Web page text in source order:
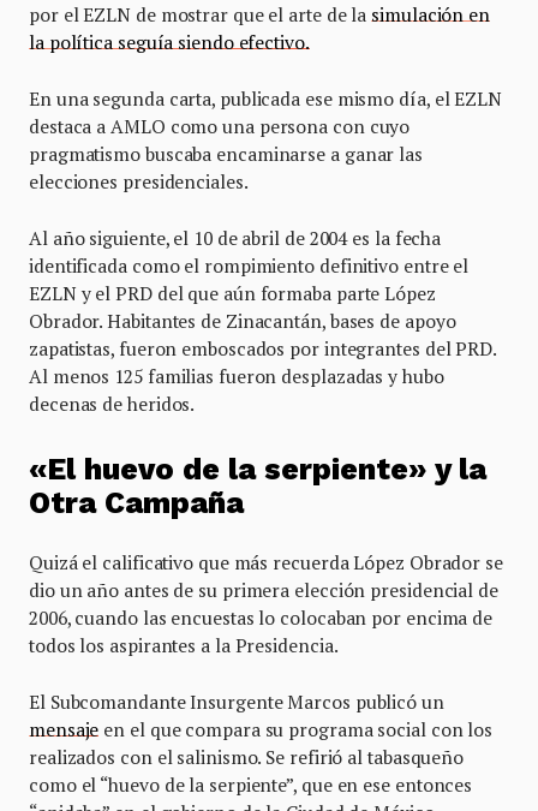
por el EZLN de mostrar que el arte de la simulación en
la política seguía siendo efectivo.
En una segunda carta, publicada ese mismo día, el EZLN
destaca a AMLO como una persona con cuyo
pragmatismo buscaba encaminarse a ganar las
elecciones presidenciales.
Al año siguiente, el 10 de abril de 2004 es la fecha
identificada como el rompimiento definitivo entre el
EZLN y el PRD del que aún formaba parte López
Obrador. Habitantes de Zinacantán, bases de apoyo
zapatistas, fueron emboscados por integrantes del PRD.
Al menos 125 familias fueron desplazadas y hubo
decenas de heridos.
«El huevo de la serpiente» y la
Otra Campaña
Quizá el calificativo que más recuerda López Obrador se
dio un año antes de su primera elección presidencial de
2006, cuando las encuestas lo colocaban por encima de
todos los aspirantes a la Presidencia.
El Subcomandante Insurgente Marcos publicó un
mensaje en el que compara su programa social con los
realizados con el salinismo. Se refirió al tabasqueño
como el “huevo de la serpiente”, que en ese entonces